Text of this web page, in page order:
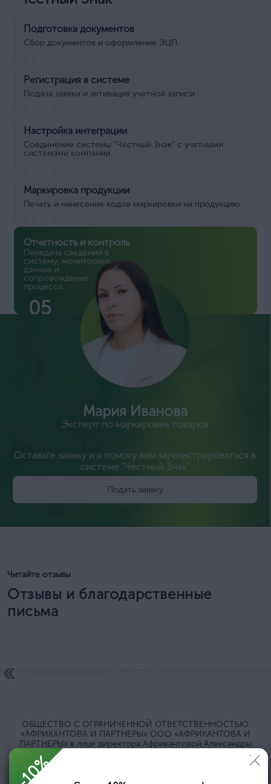
Подготовка документов
Сбор документов и оформление ЭЦП.
Регистрация в системе
Подача заявки и активация учетной записи.
Настройка интеграции
Соединение системы "Честный Знак" с учетными
системами компании.
Маркировка продукции
Печать и нанесение кодов маркировки на продукцию.
04
Отчетность и контроль
Передача сведений в
систему, мониторинг
данных и
сопровождение
процесса.
05
Мария Иванова
Эксперт по маркировке товаров
Оставьте заявку и я помогу вам зарегистрироваться в
системе "Честный Знак"
Подать заявку
Читайте отзывы
Отзывы и благодарственные
письма
ОБЩЕСТВО C ОГРАНИЧЕННОЙ ОТВЕТСТВЕННОСТЬЮ
«АФРИКАНТОВА И ПАРТНЕРЫ» ООО «АФРИКАНТОВА И
ПАРТНЕРЫ» в лице директора Африкантовой Александры
Ивановны, действующей на основании Устава, выражает
благодарность ООО ОБРАЗОВАТЕЛЬНЫЙ ЦЕНТР
-10%